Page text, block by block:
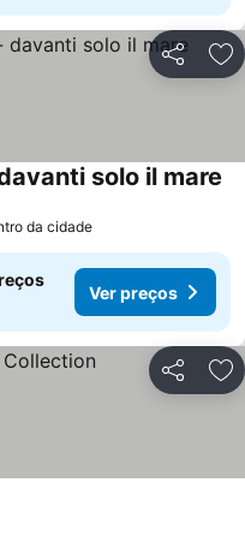
Partilhar
solo il mare
da cidade
Ver preços
Partilhar